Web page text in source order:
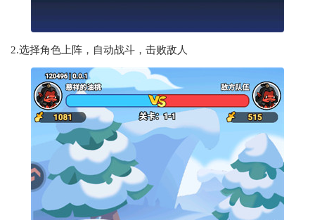
2.选择角色上阵，自动战斗，击败敌人